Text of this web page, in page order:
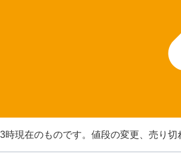
現在のものです。値段の変更、売り切